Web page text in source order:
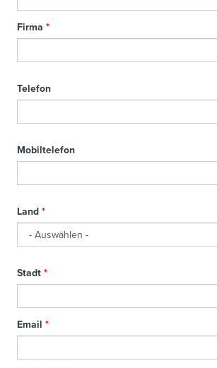
Firma *
Telefon
Mobiltelefon
Land *
Stadt *
Email *